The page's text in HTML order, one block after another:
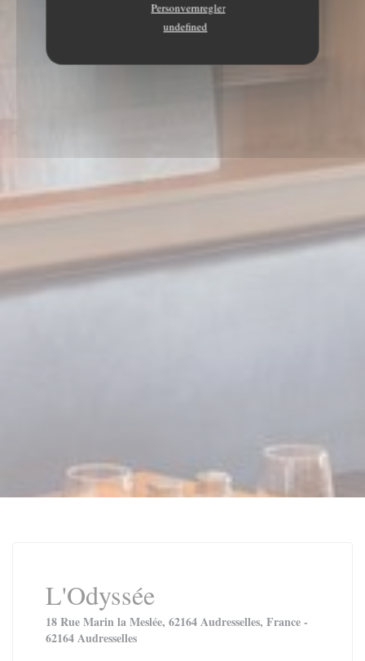
Personvernregler
undefined
L'Odyssée
18 Rue Marin la Meslée, 62164 Audresselles, France -
62164 Audresselles